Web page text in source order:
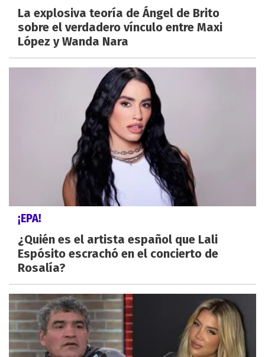
La explosiva teoría de Ángel de Brito
sobre el verdadero vínculo entre Maxi
López y Wanda Nara
¡EPA!
¿Quién es el artista español que Lali
Espósito escrachó en el concierto de
Rosalía?